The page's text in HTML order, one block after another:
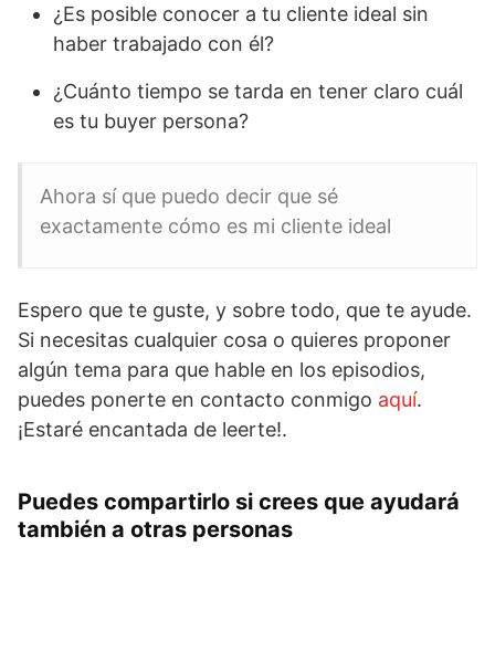
¿Es posible conocer a tu cliente ideal sin
haber trabajado con él?
¿Cuánto tiempo se tarda en tener claro cuál
es tu buyer persona?
Ahora sí que puedo decir que sé
exactamente cómo es mi cliente ideal
Espero que te guste, y sobre todo, que te ayude.
Si necesitas cualquier cosa o quieres proponer
algún tema para que hable en los episodios,
puedes ponerte en contacto conmigo aquí.
¡Estaré encantada de leerte!.
Puedes compartirlo si crees que ayudará
también a otras personas